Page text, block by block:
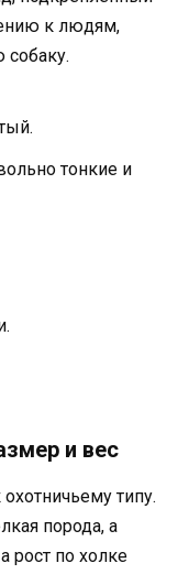
к людям,
тонкие и
и вес
типу.
порода, а
рост по холке